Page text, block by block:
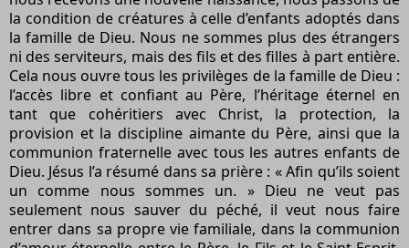
la condition de créatures à celle d’enfants adoptés dans
la famille de Dieu. Nous ne sommes plus des étrangers
ni des serviteurs, mais des fils et des filles à part entière.
Cela nous ouvre tous les privilèges de la famille de Dieu :
l’accès libre et confiant au Père, l’héritage éternel en
tant que cohéritiers avec Christ, la protection, la
provision et la discipline aimante du Père, ainsi que la
communion fraternelle avec tous les autres enfants de
Dieu. Jésus l’a résumé dans sa prière : « Afin qu’ils soient
un comme nous sommes un. » Dieu ne veut pas
seulement nous sauver du péché, il veut nous faire
entrer dans sa propre vie familiale, dans la communion